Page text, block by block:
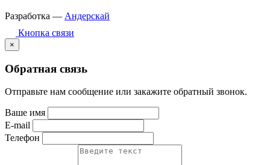
Разработка — Андерскай
Кнопка связи
×
Обратная связь
Отправьте нам сообщение или закажите обратный звонок.
Ваше имя
E-mail
Телефон